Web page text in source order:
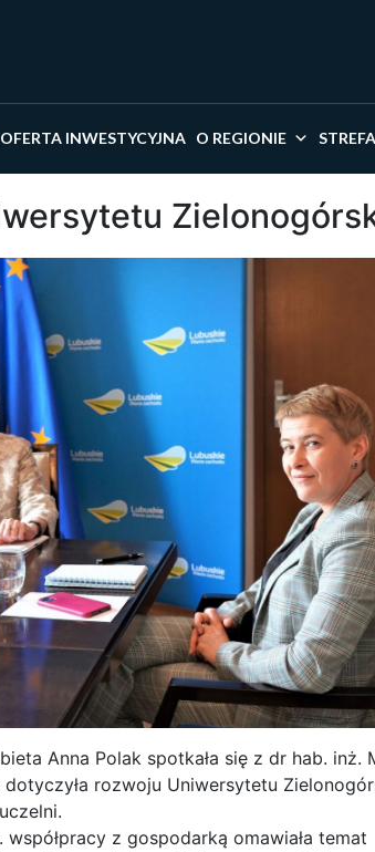
OFERTA INWESTYCYJNA O REGIONIE
Anna Polak spotkała się z dr hab. inż.
rozwoju Uniwersytetu
z gospodarką omawiała temat